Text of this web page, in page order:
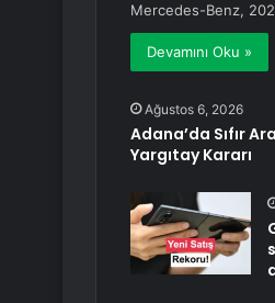
Mercedes-Benz,
Devamını Oku »
Ağustos 6, 2026
Adana’da Sıfır
Yargıtay Kararı